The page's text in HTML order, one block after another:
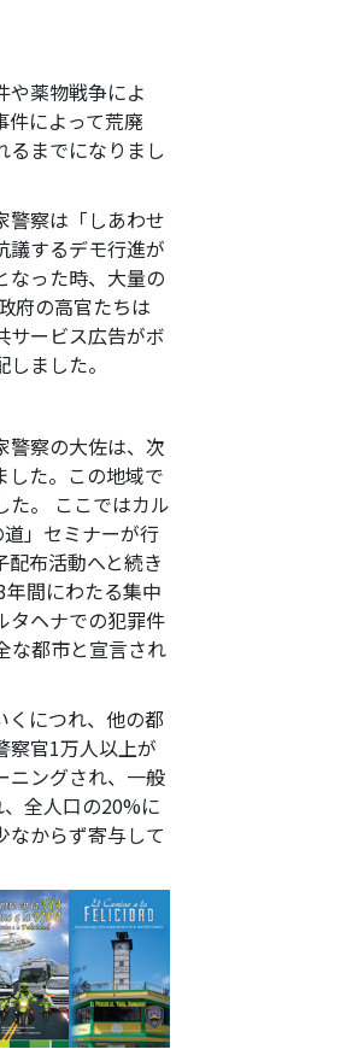
や薬物戦争によ
件によって荒廃
るまでになりまし
警察は「しあわせ
議するデモ行進が
なった時、大量の
府の高官たちは
サービス広告がボ
ました。
警察の大佐は、次
した。この地域で
た。 ここではカル
」セミナーが行
布活動へと続き
間にわたる集中
タヘナでの犯罪件
な都市と宣言され
くにつれ、他の都
察官1万人以上が
ニングされ、一般
全人口の20%に
なからず寄与して